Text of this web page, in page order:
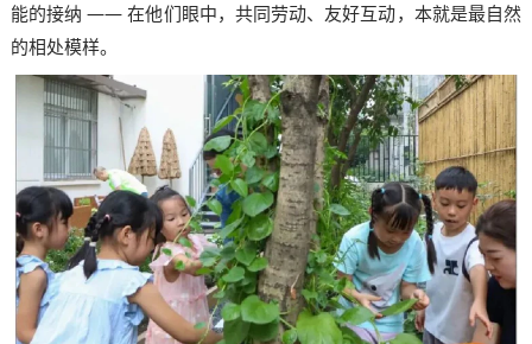
能的接纳 —— 在他们眼中，共同劳动、友好互动，本就是最自然
的相处模样。